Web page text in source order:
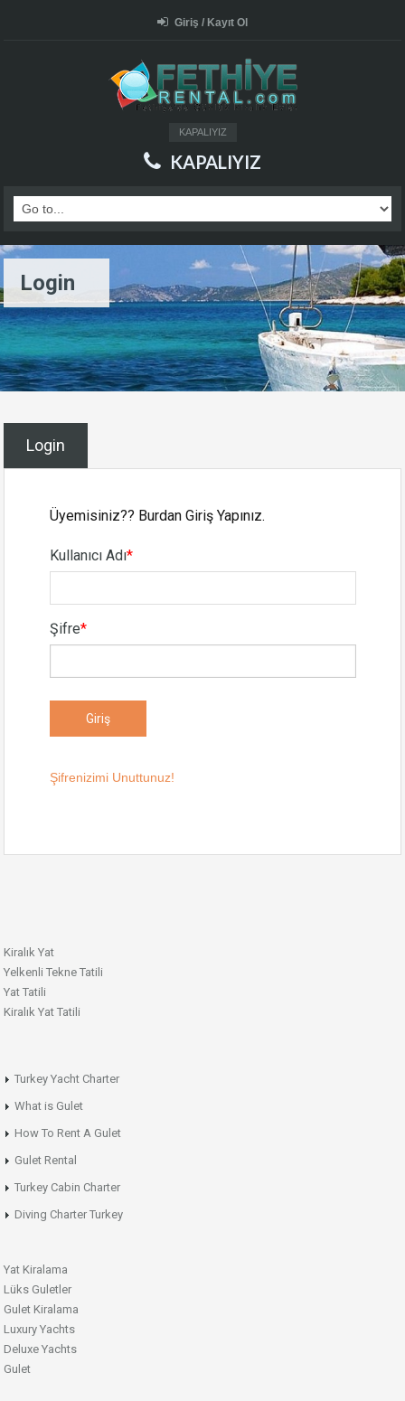
Giriş / Kayıt Ol
KAPALIYIZ
KAPALIYIZ
Login
Login
Üyemisiniz?? Burdan Giriş Yapınız.
Kullanıcı Adı*
Şifre*
Şifrenizimi Unuttunuz!
Kiralık Yat
Yelkenli Tekne Tatili
Yat Tatili
Kiralık Yat Tatili
Turkey Yacht Charter
What is Gulet
How To Rent A Gulet
Gulet Rental
Turkey Cabin Charter
Diving Charter Turkey
Yat Kiralama
Lüks Guletler
Gulet Kiralama
Luxury Yachts
Deluxe Yachts
Gulet